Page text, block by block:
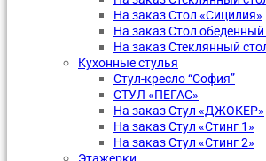
На заказ Стол «Сицилия»
На заказ Стол обеденный
На заказ Стеклянный
Кухонные стулья
Стул-кресло “София”
CТУЛ «ПЕГАС»
На заказ Стул «ДЖОКЕР»
На заказ Стул «Стинг 1»
На заказ Стул «Стинг 2»